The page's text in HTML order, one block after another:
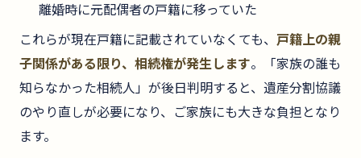
離婚時に元配偶者の戸籍に移っていた
これらが現在戸籍に記載されていなくても、 戸籍上の親
子関係がある限り、相続権が発生します。「家族の誰も
知らなかった相続人」が後日判明すると、遺産分割協議
のやり直しが必要になり、ご家族にも大きな負担となり
ます。